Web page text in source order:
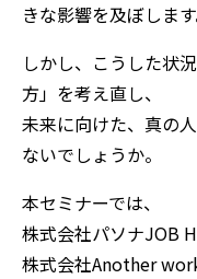
きな影響を及ぼします
しかし、こうした状
方」を考え直し、
未来に向けた、真の
ないでしょうか。
本セミナーでは、
株式会社パソナJOB
株式会社Another